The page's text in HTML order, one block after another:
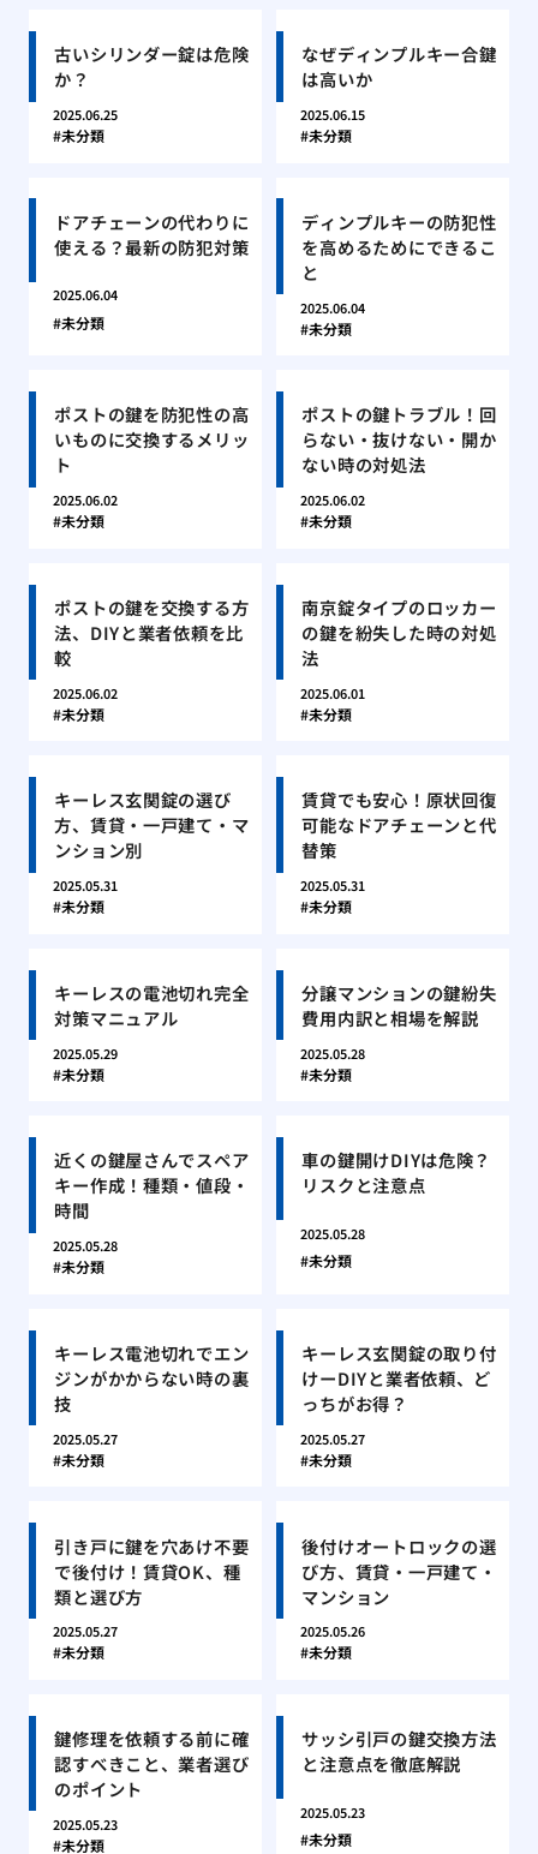
古いシリンダー錠は危険
か？
2025.06.25
未分類
なぜディンプルキー合鍵
は高いか
2025.06.15
未分類
ドアチェーンの代わりに
使える？最新の防犯対策
2025.06.04
未分類
ディンプルキーの防犯性
を高めるためにできるこ
と
2025.06.04
未分類
ポストの鍵を防犯性の高
いものに交換するメリッ
ト
2025.06.02
未分類
ポストの鍵トラブル！回
らない・抜けない・開か
ない時の対処法
2025.06.02
未分類
ポストの鍵を交換する方
法、DIYと業者依頼を比
較
2025.06.02
未分類
南京錠タイプのロッカー
の鍵を紛失した時の対処
法
2025.06.01
未分類
キーレス玄関錠の選び
方、賃貸・一戸建て・マ
ンション別
2025.05.31
未分類
賃貸でも安心！原状回復
可能なドアチェーンと代
替策
2025.05.31
未分類
キーレスの電池切れ完全
対策マニュアル
2025.05.29
未分類
分譲マンションの鍵紛失
費用内訳と相場を解説
2025.05.28
未分類
近くの鍵屋さんでスペア
キー作成！種類・値段・
時間
2025.05.28
未分類
車の鍵開けDIYは危険？
リスクと注意点
2025.05.28
未分類
キーレス電池切れでエン
ジンがかからない時の裏
技
2025.05.27
未分類
キーレス玄関錠の取り付
けーDIYと業者依頼、ど
っちがお得？
2025.05.27
未分類
引き戸に鍵を穴あけ不要
で後付け！賃貸OK、種
類と選び方
2025.05.27
未分類
後付けオートロックの選
び方、賃貸・一戸建て・
マンション
2025.05.26
未分類
鍵修理を依頼する前に確
認すべきこと、業者選び
のポイント
2025.05.23
未分類
サッシ引戸の鍵交換方法
と注意点を徹底解説
2025.05.23
未分類